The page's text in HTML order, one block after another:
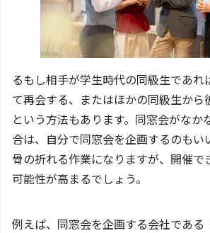
るもし相手が学生時代の同級生であれ
て再会する、またはほかの同級生から
という方法もあります。同窓会がなか
合は、自分で同窓会を企画するのもい
骨の折れる作業になりますが、開催で
可能性が高まるでしょう。
例えば、同窓会を企画する会社である